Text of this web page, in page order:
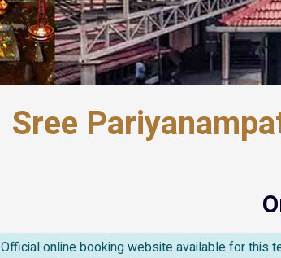
Sree
Official online booking website available for